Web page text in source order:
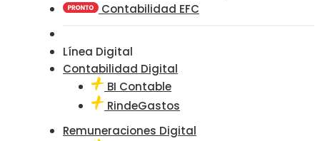
Contabilidad EFC
Línea Digital
Contabilidad Digital
BI Contable
RindeGastos
Remuneraciones Digital